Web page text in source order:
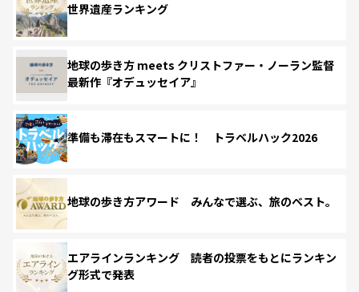
世界遺産ランキング
地球の歩き方 meets クリストファー・ノーラン監督
最新作『オデュッセイア』
準備も滞在もスマートに！ トラベルハック2026
地球の歩き方アワード みんなで選ぶ、旅のベスト。
エアラインランキング 読者の投票をもとにランキン
グ形式で発表